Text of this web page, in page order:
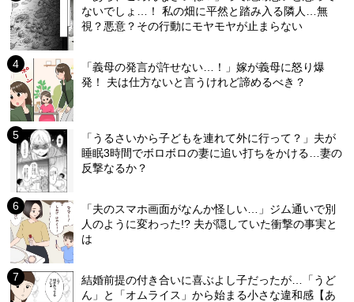
ないでしょ…！ 私の畑に平然と踏み入る隣人…無
視？悪意？その行動にモヤモヤが止まらない
「義母の発言が許せない…！」嫁が義母に怒り爆
発！ 夫は仕方ないと言うけれど諦めるべき？
「うるさいから子どもを連れて外に行って？」夫が
睡眠3時間でボロボロの妻に追い打ちをかける…妻の
反撃なるか？
「夫のスマホ画面がなんか怪しい…」ジム通いで別
人のように変わった!? 夫が隠していた衝撃の事実と
は
結婚前提の付き合いに喜ぶよし子だったが…「うど
ん」と「オムライス」から始まる小さな違和感【あ